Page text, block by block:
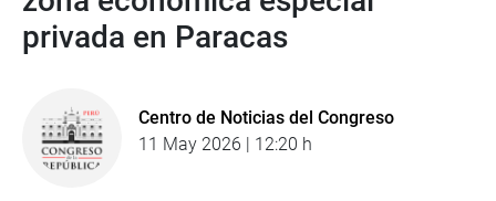
privada en Paracas
Centro de Noticias del Congreso
11 May 2026 | 12:20 h